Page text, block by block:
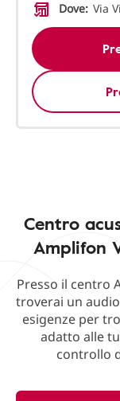
Dove: Via
Centro
Amplifon
Presso il centro
troverai un
esigenze per
adatto alle
controllo